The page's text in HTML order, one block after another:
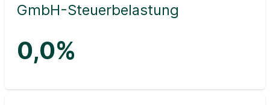
GmbH-Steuerbelastung
0,0%